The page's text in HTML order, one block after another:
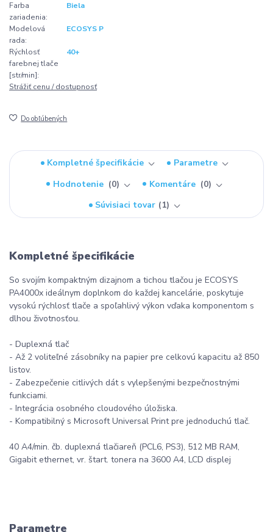
Farba
zariadenia:
Biela
Modelová
rada:
ECOSYS P
Rýchlosť
farebnej tlače
[str/min]:
40+
Strážiť cenu / dostupnosť
Do obľúbených
Kompletné špecifikácie
Parametre
Hodnotenie
0 Komentáre
0
Súvisiaci tovar
1
Kompletné špecifikácie
So svojím kompaktným dizajnom a tichou tlačou je ECOSYS
PA4000x ideálnym doplnkom do každej kancelárie, poskytuje
vysokú rýchlosť tlače a spoľahlivý výkon vďaka komponentom s
dlhou životnosťou.
- Duplexná tlač
- Až 2 voliteľné zásobníky na papier pre celkovú kapacitu až 850
listov.
- Zabezpečenie citlivých dát s vylepšenými bezpečnostnými
funkciami.
- Integrácia osobného cloudového úložiska.
- Kompatibilný s Microsoft Universal Print pre jednoduchú tlač.
40 A4/min. čb. duplexná tlačiareň (PCL6, PS3), 512 MB RAM,
Gigabit ethernet, vr. štart. tonera na 3600 A4, LCD displej
Parametre